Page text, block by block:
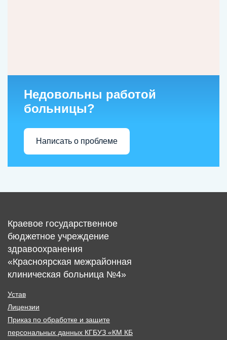
Недовольны работой
больницы?
Написать о проблеме
Краевое государственное
бюджетное учреждение
здравоохранения
«Красноярская межрайонная
клиническая больница №4»
Устав
Лицензии
Приказ по обработке и защите
персональных данных КГБУЗ «КМ КБ